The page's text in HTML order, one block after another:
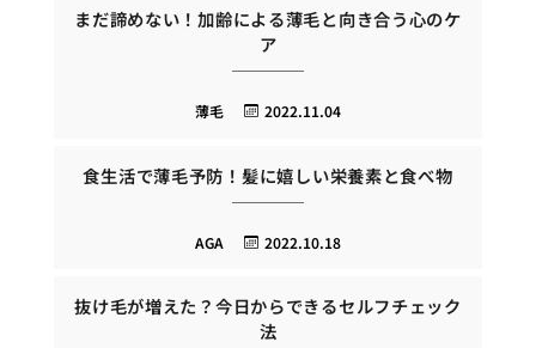
まだ諦めない！加齢による薄毛と向き合う心のケ
ア
2022.11.04
薄毛
食生活で薄毛予防！髪に嬉しい栄養素と食べ物
2022.10.18
AGA
抜け毛が増えた？今日からできるセルフチェック
法